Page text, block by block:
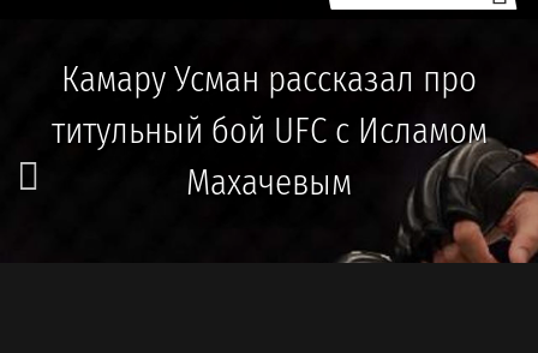
Камару Усман рассказал про
титульный бой UFC с Исламом
Махачевым